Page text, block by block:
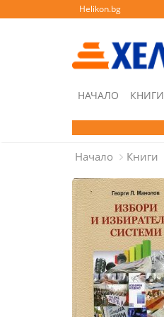
Helikon.bg
НАЧАЛО КНИГИ
Начало Книги